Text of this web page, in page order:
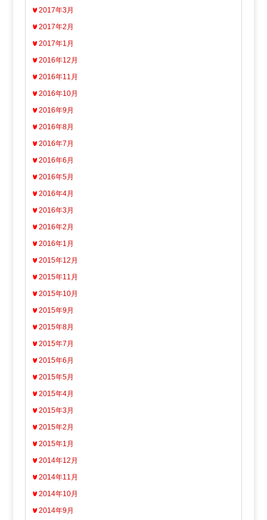
2017年3月
2017年2月
2017年1月
2016年12月
2016年11月
2016年10月
2016年9月
2016年8月
2016年7月
2016年6月
2016年5月
2016年4月
2016年3月
2016年2月
2016年1月
2015年12月
2015年11月
2015年10月
2015年9月
2015年8月
2015年7月
2015年6月
2015年5月
2015年4月
2015年3月
2015年2月
2015年1月
2014年12月
2014年11月
2014年10月
2014年9月